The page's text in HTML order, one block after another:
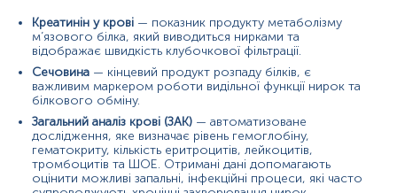
знеболювальні).
Значення результатів
Комплексна інтерпретація креатиніну, сечовини,
показників ЗАК та ЗАС дозволяє сформувати цілісне
уявлення про функціональний стан нирок та супутні
системні зміни.
Співвідношення сечовини до креатиніну
відображає ступінь порушення клубочкової
Креатинін у крові — показник продукту метаболізму
м’язового білка, який виводиться нирками та
відображає швидкість клубочкової фільтрації.
Сечовина — кінцевий продукт розпаду білків, є
важливим маркером роботи видільної функції нирок та
білкового обміну.
Загальний аналіз крові (ЗАК) — автоматизоване
дослідження, яке визначає рівень гемоглобіну,
гематокриту, кількість еритроцитів, лейкоцитів,
тромбоцитів та ШОЕ. Отримані дані допомагають
оцінити можливі запальні, інфекційні процеси, які часто